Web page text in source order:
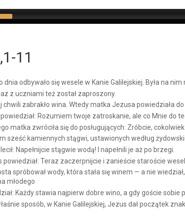
11
dnia odbywało się wesele w Kanie Galilejskiej. Była na nim
z uczniami też został zaproszony.
chwili zabrakło wina. Wtedy matka Jezusa powiedziała do
Rozumiem twoje zatroskanie, ale co Mnie do
matka zwróciła się do posługujących: Zróbcie,
sześć kamiennych stągwi, ustawionych według
Napełnijcie stągwie wodą! I napełnili je aż po brzegi.
powiedział: Teraz zaczerpnijcie i zanieście staroście
spróbował wody, która stała się winem — a nie
młodego
Każdy stawia najpierw dobre wino, a gdy goście
sposób, w Kanie Galilejskiej, Jezus dał początek